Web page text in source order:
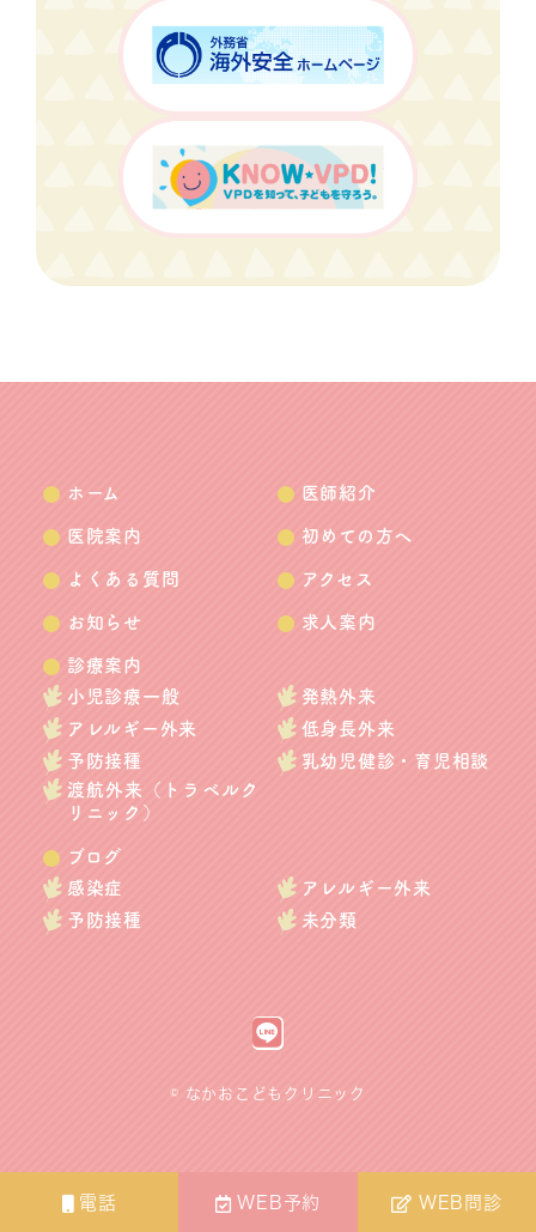
電話 WEB予約 WEB問診
ホーム 医師紹介
医院案内 初めての方へ
よくある質問 アクセス
お知らせ 求人案内
診療案内
小児診療一般
発熱外来
アレルギー外来
低身長外来
予防接種
乳幼児健診・育児相談
渡航外来（トラベルク
リニック）
ブログ
感染症
アレルギー外来
予防接種
未分類
© なかおこどもクリニック